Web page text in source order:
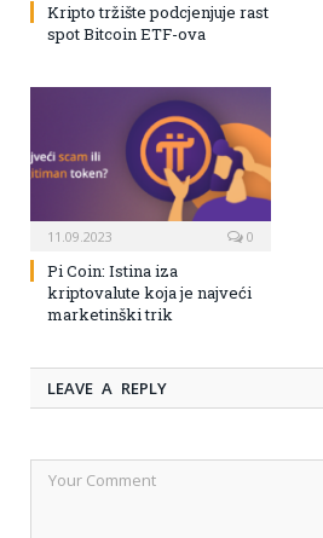
Kripto tržište podcjenjuje rast
spot Bitcoin ETF-ova
11.09.2023 0
Pi Coin: Istina iza
kriptovalute koja je najveći
marketinški trik
LEAVE A REPLY